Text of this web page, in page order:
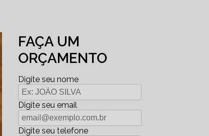
FAÇA UM
ORÇAMENTO
Digite seu nome
Digite seu email
Digite seu telefone